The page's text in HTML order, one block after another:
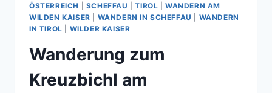
ÖSTERREICH SCHEFFAU |TIROL |WANDERN AM
WILDEN KAISER
WANDERN IN SCHEFFAU
WANDERN
IN TIROL
WILDER KAISER
Wanderung zum
Kreuzbichl am